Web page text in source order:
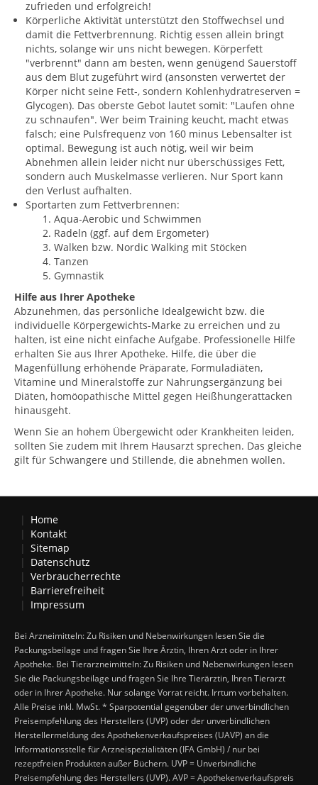
zufrieden und erfolgreich!
Körperliche Aktivität unterstützt den Stoffwechsel und
damit die Fettverbrennung. Richtig essen allein bringt
nichts, solange wir uns nicht bewegen. Körperfett
"verbrennt" dann am besten, wenn genügend Sauerstoff
aus dem Blut zugeführt wird (ansonsten verwertet der
Körper nicht seine Fett-, sondern Kohlenhydratreserven =
Glycogen). Das oberste Gebot lautet somit: "Laufen ohne
zu schnaufen". Wer beim Training keucht, macht etwas
falsch; eine Pulsfrequenz von 160 minus Lebensalter ist
optimal. Bewegung ist auch nötig, weil wir beim
Abnehmen allein leider nicht nur überschüssiges Fett,
sondern auch Muskelmasse verlieren. Nur Sport kann
den Verlust aufhalten.
Sportarten zum Fettverbrennen:
Aqua-Aerobic und Schwimmen
Radeln (ggf. auf dem Ergometer)
Walken bzw. Nordic Walking mit Stöcken
Tanzen
Gymnastik
Hilfe aus Ihrer Apotheke
Abzunehmen, das persönliche Idealgewicht bzw. die
individuelle Körpergewichts-Marke zu erreichen und zu
halten, ist eine nicht einfache Aufgabe. Professionelle Hilfe
erhalten Sie aus Ihrer Apotheke. Hilfe, die über die
Magenfüllung erhöhende Präparate, Formuladiäten,
Vitamine und Mineralstoffe zur Nahrungsergänzung bei
Diäten, homöopathische Mittel gegen Heißhungerattacken
hinausgeht.
Wenn Sie an hohem Übergewicht oder Krankheiten leiden,
sollten Sie zudem mit Ihrem Hausarzt sprechen. Das gleiche
gilt für Schwangere und Stillende, die abnehmen wollen.
Home
Kontakt
Sitemap
Datenschutz
Verbraucherrechte
Barrierefreiheit
Impressum
Bei Arzneimitteln: Zu Risiken und Nebenwirkungen lesen Sie die
Packungsbeilage und fragen Sie Ihre Ärztin, Ihren Arzt oder in Ihrer
Apotheke. Bei Tierarzneimitteln: Zu Risiken und Nebenwirkungen lesen
Sie die Packungsbeilage und fragen Sie Ihre Tierärztin, Ihren Tierarzt
oder in Ihrer Apotheke. Nur solange Vorrat reicht. Irrtum vorbehalten.
Alle Preise inkl. MwSt. * Sparpotential gegenüber der unverbindlichen
Preisempfehlung des Herstellers (UVP) oder der unverbindlichen
Herstellermeldung des Apothekenverkaufspreises (UAVP) an die
Informationsstelle für Arzneispezialitäten (IFA GmbH) / nur bei
rezeptfreien Produkten außer Büchern. UVP = Unverbindliche
Preisempfehlung des Herstellers (UVP). AVP = Apothekenverkaufspreis